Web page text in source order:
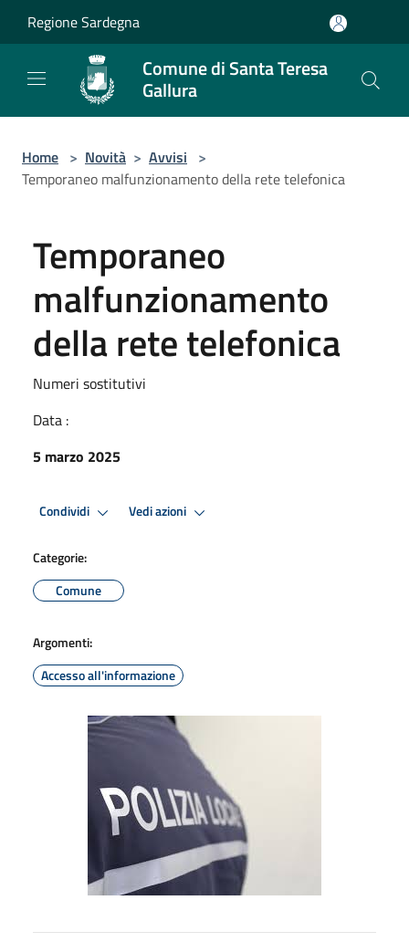
Regione Sardegna
Comune di Santa Teresa
Gallura
Home > Novità > Avvisi >
Temporaneo malfunzionamento della rete telefonica
Temporaneo
malfunzionamento
della rete telefonica
Numeri sostitutivi
Data :
5 marzo 2025
Condividi Vedi azioni
Categorie:
Comune
Argomenti:
Accesso all'informazione